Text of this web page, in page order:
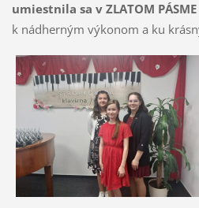
umiestnila sa v ZLATOM PÁSME
k nádherným výkonom a ku